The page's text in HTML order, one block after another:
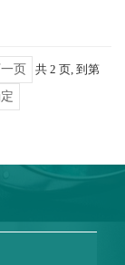
页
共 2 页, 到第